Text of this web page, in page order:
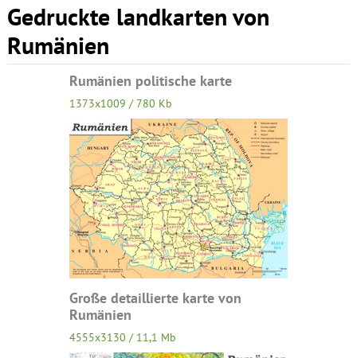
Gedruckte landkarten von
Rumänien
Rumänien politische karte
1373x1009 / 780 Kb
Große detaillierte karte von
Rumänien
4555x3130 / 11,1 Mb